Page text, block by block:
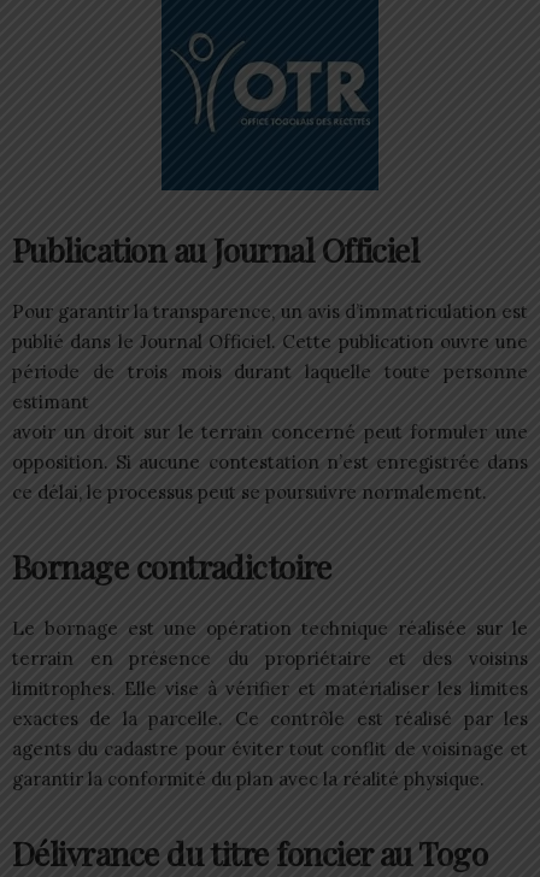
Publication au Journal Officiel
Pour garantir la transparence, un avis d’immatriculation est
publié dans le Journal Officiel. Cette publication ouvre une
période de trois mois durant laquelle toute personne
estimant
avoir un droit sur le terrain concerné peut formuler une
opposition. Si aucune contestation n’est enregistrée dans
ce délai, le processus peut se poursuivre normalement.
Bornage contradictoire
Le bornage est une opération technique réalisée sur le
terrain en présence du propriétaire et des voisins
limitrophes. Elle vise à vérifier et matérialiser les limites
exactes de la parcelle. Ce contrôle est réalisé par les
agents du cadastre pour éviter tout conflit de voisinage et
garantir la conformité du plan avec la réalité physique.
Délivrance du titre foncier au Togo